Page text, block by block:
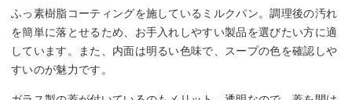
ふっ素樹脂コーティングを施しているミルクパン。調理後の汚れ
を簡単に落とせるため、お手入れしやすい製品を選びたい方に適
しています。また、内面は明るい色味で、スープの色を確認しや
すいのが魅力です。